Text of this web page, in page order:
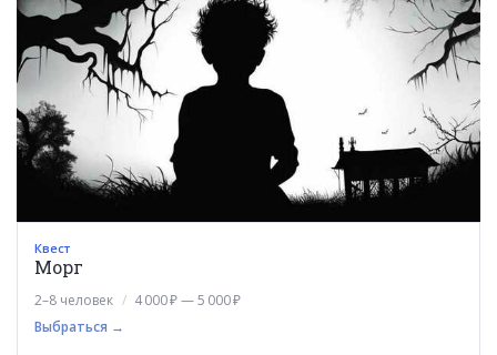
Квест
Морг
2–8 человек
4 000 ₽ — 5 000 ₽
Выбраться →